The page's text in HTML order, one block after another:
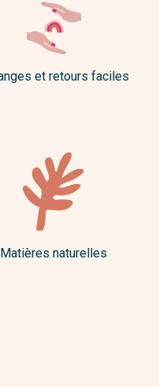
et retours faciles
Matières naturelles